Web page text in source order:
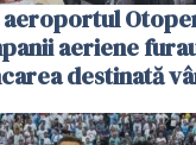
aeriene
destinată